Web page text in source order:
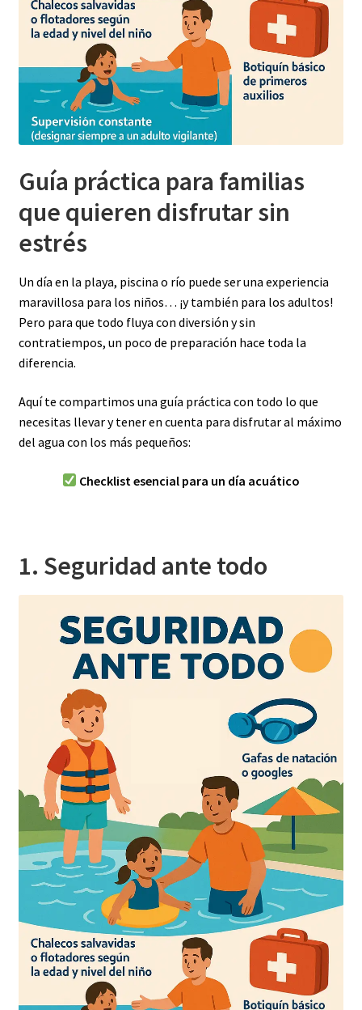
Guía práctica para familias
que quieren disfrutar sin
estrés
Un día en la playa, piscina o río puede ser una experiencia
maravillosa para los niños… ¡y también para los adultos!
Pero para que todo fluya con diversión y sin
contratiempos, un poco de preparación hace toda la
diferencia.
Aquí te compartimos una guía práctica con todo lo que
necesitas llevar y tener en cuenta para disfrutar al máximo
del agua con los más pequeños:
Checklist esencial para un día acuático
1. Seguridad ante todo